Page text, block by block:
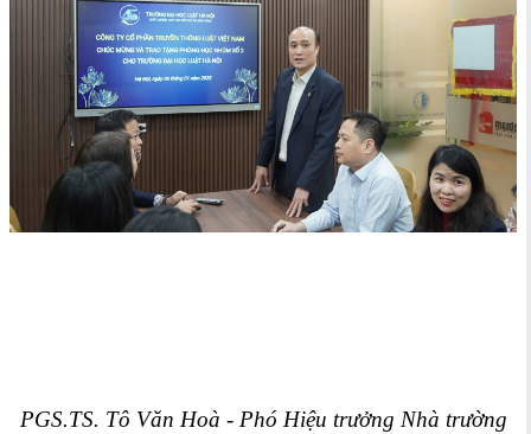
PGS.TS. Tô Văn Hoà - Phó Hiệu trưởng Nhà trường